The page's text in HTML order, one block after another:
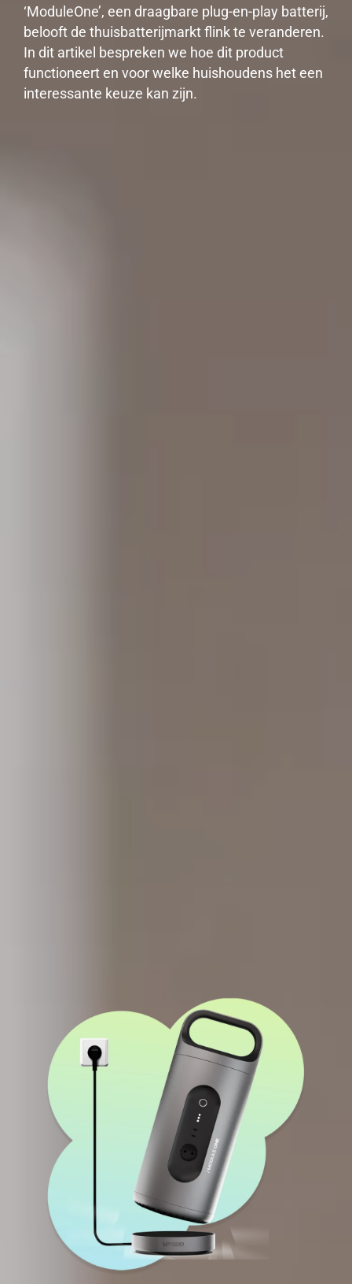
‘ModuleOne’, een draagbare plug-en-play batterij,
belooft de thuisbatterijmarkt flink te veranderen.
In dit artikel bespreken we hoe dit product
functioneert en voor welke huishoudens het een
interessante keuze kan zijn.